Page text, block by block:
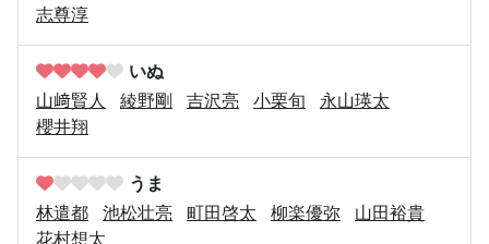
志尊淳
いぬ
山﨑賢人
綾野剛 吉沢亮 小栗旬
永山瑛太
櫻井翔
うま
林遣都
池松壮亮 町田啓太 柳楽優弥
山田裕貴
花村想太